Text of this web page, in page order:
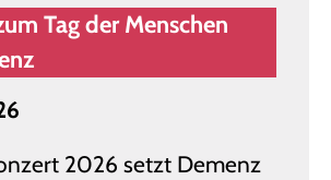
Tag der Menschen
2026 setzt Demenz